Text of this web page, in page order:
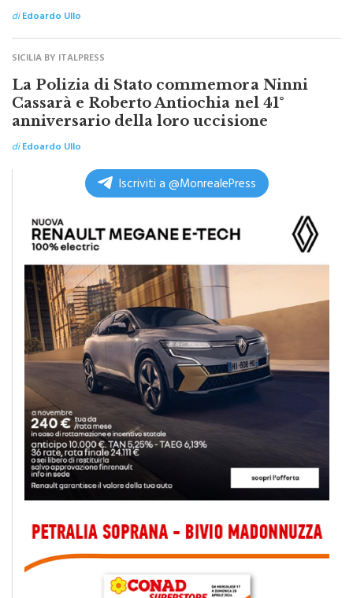
diEdoardo Ullo
SICILIA BY ITALPRESS
La Polizia di Stato commemora Ninni
Cassarà e Roberto Antiochia nel 41°
anniversario della loro uccisione
diEdoardo Ullo
Iscriviti a @MonrealePress